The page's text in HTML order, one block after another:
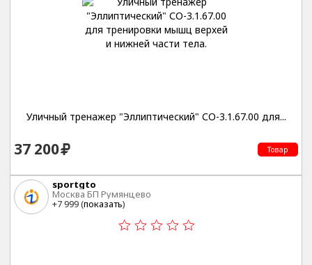
Уличный тренажер "Эллиптический" СО-3.1.67.00 для...
37 200 Товар
sportgto
Москва БП Румянцево
+7 999 (показать)